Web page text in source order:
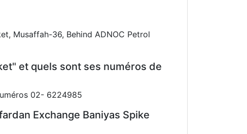
Musaffah-36, Behind ADNOC Petrol
et quels sont ses numéros de
02- 6224985
Exchange Baniyas Spike